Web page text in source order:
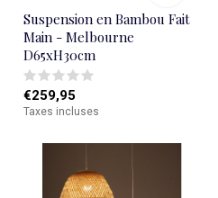
Suspension en Bambou Fait
Main - Melbourne
D65xH30cm
€259,95
Taxes incluses